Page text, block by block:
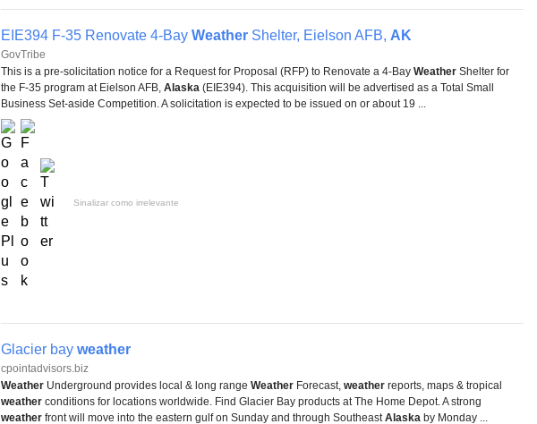
EIE394 F-35 Renovate 4-Bay Weather Shelter, Eielson AFB, AK
GovTribe
This is a pre-solicitation notice for a Request for Proposal (RFP) to Renovate a 4-Bay Weather Shelter for
the F-35 program at Eielson AFB, Alaska (EIE394). This acquisition will be advertised as a Total Small
Business Set-aside Competition. A solicitation is expected to be issued on or about 19 ...
Sinalizar como irrelevante
Glacier bay weather
cpointadvisors.biz
Weather Underground provides local & long range Weather Forecast, weather reports, maps & tropical
weather conditions for locations worldwide. Find Glacier Bay products at The Home Depot. A strong
weather front will move into the eastern gulf on Sunday and through SoutheastAlaska by Monday ...